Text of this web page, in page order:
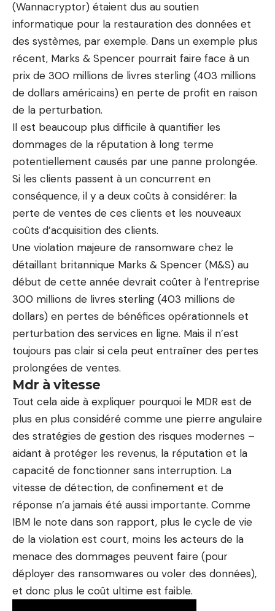
(Wannacryptor) étaient dus au soutien
informatique pour la restauration des données et
des systèmes, par exemple. Dans un exemple plus
récent, Marks & Spencer pourrait faire face à un
prix de 300 millions de livres sterling (403 millions
de dollars américains) en perte de profit en raison
de la perturbation.
Il est beaucoup plus difficile à quantifier les
dommages de la réputation à long terme
potentiellement causés par une panne prolongée.
Si les clients passent à un concurrent en
conséquence, il y a deux coûts à considérer: la
perte de ventes de ces clients et les nouveaux
coûts d’acquisition des clients.
Une violation majeure de ransomware chez le
détaillant britannique Marks & Spencer (M&S) au
début de cette année devrait coûter à l’entreprise
300 millions de livres sterling (403 millions de
dollars) en pertes de bénéfices opérationnels et
perturbation des services en ligne. Mais il n’est
toujours pas clair si cela peut entraîner des pertes
prolongées de ventes.
Mdr à vitesse
Tout cela aide à expliquer pourquoi le MDR est de
plus en plus considéré comme une pierre angulaire
des stratégies de gestion des risques modernes –
aidant à protéger les revenus, la réputation et la
capacité de fonctionner sans interruption. La
vitesse de détection, de confinement et de
réponse n’a jamais été aussi importante. Comme
IBM le note dans son rapport, plus le cycle de vie
de la violation est court, moins les acteurs de la
menace des dommages peuvent faire (pour
déployer des ransomwares ou voler des données),
et donc plus le coût ultime est faible.